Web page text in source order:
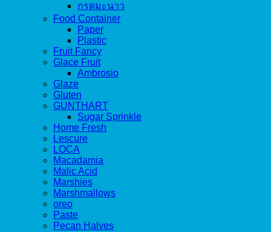
กรดมะนาว
Food Container
Paper
Plastic
Fruit Fancy
Glace Fruit
Ambrosio
Glaze
Gluten
GUNTHART
Sugar Sprinkle
Home Fresh
Lescure
LOCA
Macadamia
Malic Acid
Marshies
Marshmallows
oreo
Paste
Pecan Halves